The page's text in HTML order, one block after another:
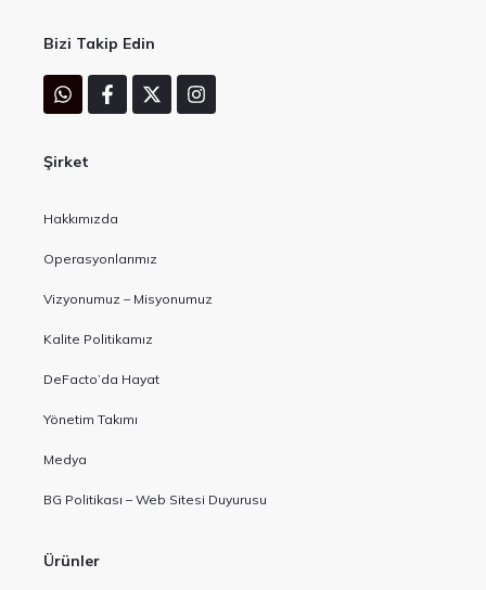
Bizi Takip Edin
Şirket
Hakkımızda
Operasyonlarımız
Vizyonumuz – Misyonumuz
Kalite Politikamız
DeFacto’da Hayat
Yönetim Takımı
Medya
BG Politikası – Web Sitesi Duyurusu
Ürünler